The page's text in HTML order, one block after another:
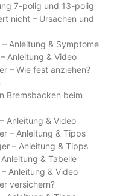
7-polig und 13-polig
nicht – Ursachen und
Anleitung & Symptome
Anleitung & Video
– Wie fest anziehen?
Bremsbacken beim
Anleitung & Video
– Anleitung & Tipps
– Anleitung & Tipps
& Tabelle
Anleitung & Video
versichern?